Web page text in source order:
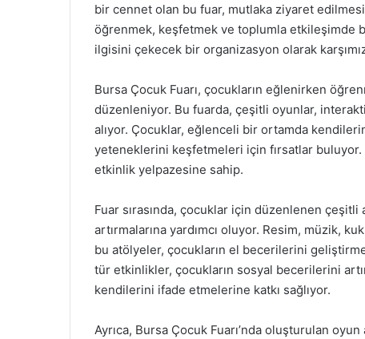
bir cennet olan bu fuar, mutlaka ziyaret
öğrenmek, keşfetmek ve toplumla etkileşimde
ilgisini çekecek bir organizasyon olarak
Bursa Çocuk Fuarı, çocukların eğlenirken
düzenleniyor. Bu fuarda, çeşitli oyunlar,
alıyor. Çocuklar, eğlenceli bir ortamda
yeteneklerini keşfetmeleri için fırsatlar
etkinlik yelpazesine sahip.
Fuar sırasında, çocuklar için düzenlenen çeşitli
artırmalarına yardımcı oluyor. Resim, müzik,
bu atölyeler, çocukların el becerilerini
tür etkinlikler, çocukların sosyal becerilerini
kendilerini ifade etmelerine katkı sağlıyor.
Ayrıca, Bursa Çocuk Fuarı’nda oluşturulan